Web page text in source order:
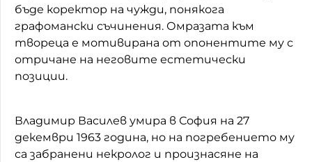
бъде коректор на чужди, понякога
графомански съчинения. Омразата към
твореца е мотивирана от опонентите му с
отричане на неговите естетически
позиции.
Владимир Василев умира в София на 27
декември 1963 година, но на погребението му
са забранени некролог и произнасяне на